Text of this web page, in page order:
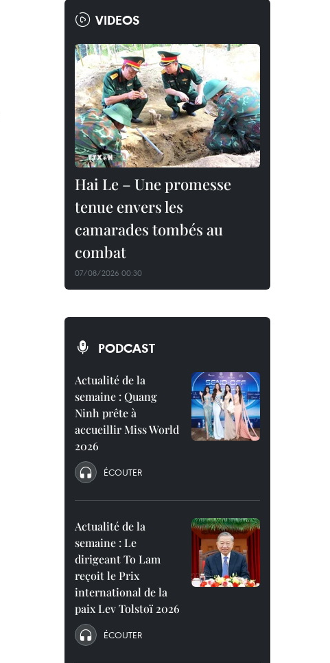
VIDEOS
Hai Le – Une promesse
tenue envers les
camarades tombés au
combat
07/08/2026 00:30
PODCAST
Actualité de la
semaine : Quang
Ninh prête à
accueillir Miss World
2026
ÉCOUTER
Actualité de la
semaine : Le
dirigeant To Lam
reçoit le Prix
international de la
paix Lev Tolstoï 2026
ÉCOUTER